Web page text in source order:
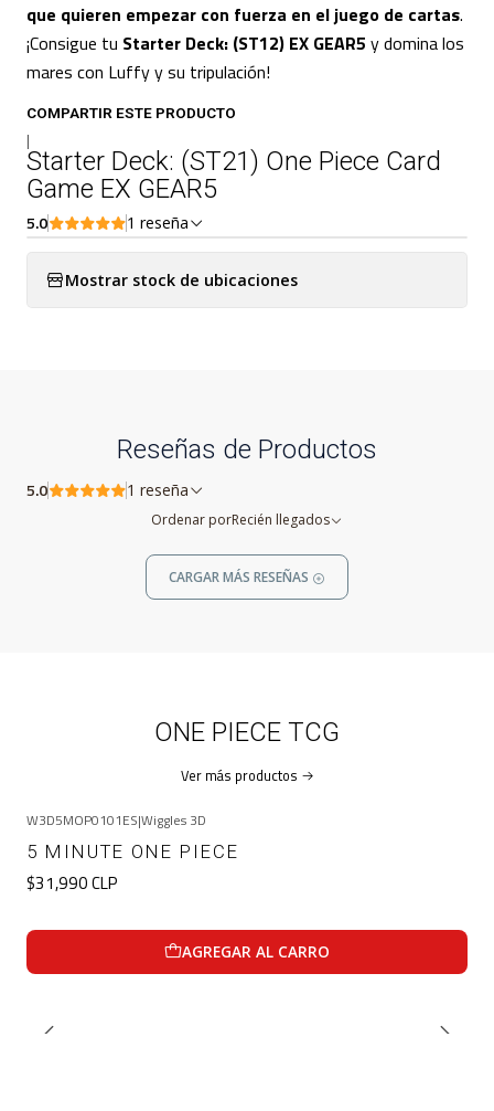
que quieren empezar con fuerza en el juego de cartas.
¡Consigue tu Starter Deck: (ST12) EX GEAR5 y domina los
mares con Luffy y su tripulación!
COMPARTIR ESTE PRODUCTO
|
Starter Deck: (ST21) One Piece Card
Game EX GEAR5
5.0 1 reseña
Mostrar stock de ubicaciones
Reseñas de Productos
5.0 1 reseña
Ordenar porRecién llegados
CARGAR MÁS RESEÑAS
ONE PIECE TCG
Ver más productos
W3D5MOP0101ES|Wiggles 3D
5 MINUTE ONE PIECE
$31,990 CLP
AGREGAR AL CARRO